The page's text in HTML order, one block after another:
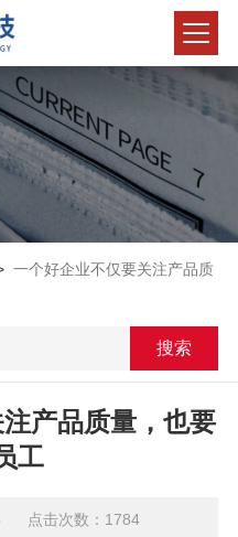
一个好企业不仅要关注产品质
产品质量，也要
工
点击次数：1784